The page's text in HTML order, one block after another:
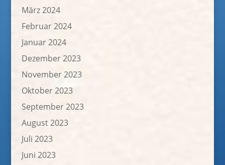
März 2024
Februar 2024
Januar 2024
Dezember 2023
November 2023
Oktober 2023
September 2023
August 2023
Juli 2023
Juni 2023